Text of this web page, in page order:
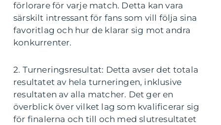
förlorare för varje match. Detta kan vara
särskilt intressant för fans som vill följa sina
favoritlag och hur de klarar sig mot andra
konkurrenter.
2. Turneringsresultat: Detta avser det totala
resultatet av hela turneringen, inklusive
resultaten av alla matcher. Det ger en
överblick över vilket lag som kvalificerar sig
för finalerna och till och med slutresultatet